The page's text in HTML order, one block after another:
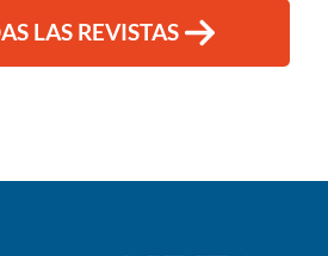
LAS REVISTAS